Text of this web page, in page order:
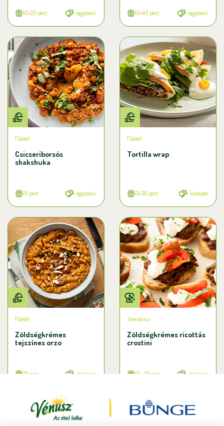
10+20 perc egyszerű 10+40 perc egyszerű
Főétel
Csicseriborsós
shakshuka
10 perc egyszerű
Főétel
Tortilla wrap
15+30 perc közepes
Főétel
Zöldségkrémes
tejszínes orzo
25 perc egyszerű
Szendvics
Zöldségkrémes ricottás
crostini
10 + 10 perc egyszerű